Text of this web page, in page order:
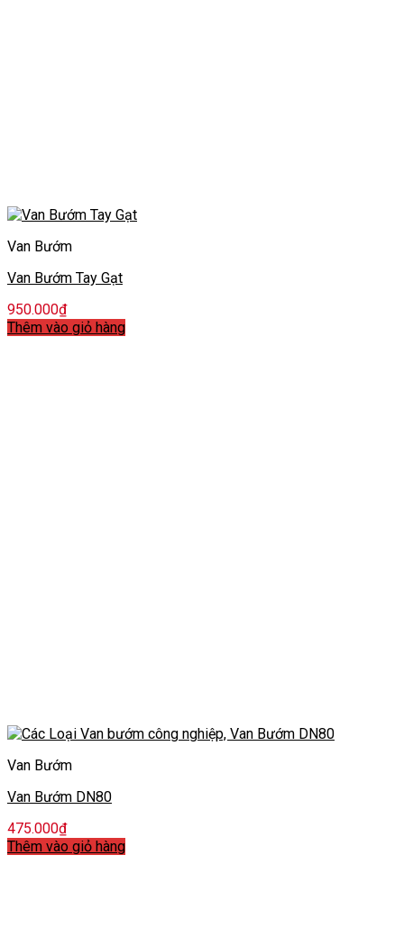
Van Bướm
Van Bướm Tay Gạt
950.000₫
Thêm vào giỏ hàng
Van Bướm
Van Bướm DN80
475.000₫
Thêm vào giỏ hàng